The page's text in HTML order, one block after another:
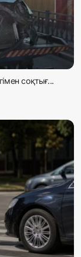
соқтығ...